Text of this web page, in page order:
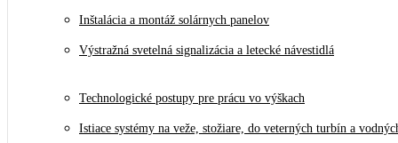
Inštalácia a montáž solárnych panelov
Výstražná svetelná signalizácia a letecké návestidlá
Technologické postupy pre prácu vo výškach
Istiace systémy na veže, stožiare, do veterných turbín a